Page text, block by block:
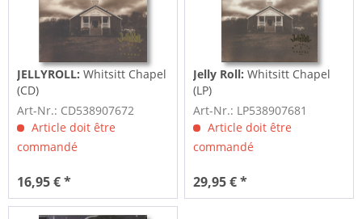
JELLYROLL:Whitsitt Chapel
(CD)
Art-Nr.: CD538907672
Article doit être
commandé
16,95 € *
Jelly Roll:Whitsitt Chapel
(LP)
Art-Nr.: LP538907681
Article doit être
commandé
29,95 € *